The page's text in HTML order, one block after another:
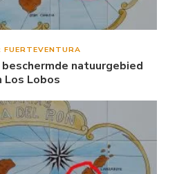
FUERTEVENTURA
natuurgebied
Los Lobos